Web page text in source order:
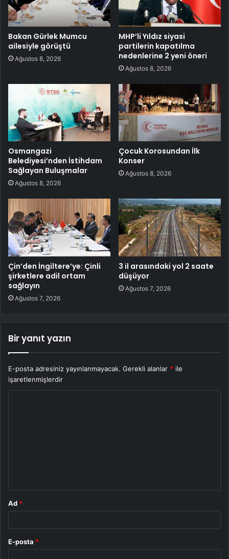
Bakan Gürlek Mumcu
ailesiyle görüştü
Ağustos 8, 2026
MHP’li Yıldız siyasi
partilerin kapatılma
nedenlerine 2 yeni öneri
Ağustos 8, 2026
Osmangazi
Belediyesi’nden İstihdam
Sağlayan Buluşmalar
Ağustos 8, 2026
Çocuk Korosundan İlk
Konser
Ağustos 8, 2026
Çin’den İngiltere’ye: Çinli
şirketlere adil ortam
sağlayın
Ağustos 7, 2026
3 il arasındaki yol 2 saate
düşüyor
Ağustos 7, 2026
Bir yanıt yazın
E-posta adresiniz yayınlanmayacak. Gerekli alanlar * ile
işaretlenmişlerdir
Ad *
E-posta *